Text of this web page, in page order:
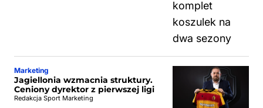
Marketing
Jagiellonia wzmacnia struktury.
Ceniony dyrektor z pierwszej ligi
Redakcja Sport Marketing